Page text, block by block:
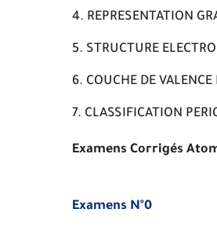
REPRESENTATION
STRUCTURE
COUCHE DE
CLASSIFICATION
Examens Corrigés
Examens N°0